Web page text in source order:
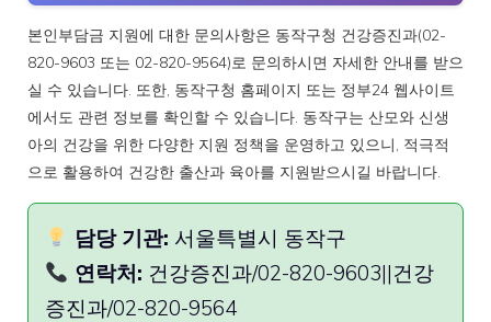
본인부담금 지원에 대한 문의사항은 동작구청 건강증진과(02-
820-9603 또는 02-820-9564)로 문의하시면 자세한 안내를 받으
실 수 있습니다. 또한, 동작구청 홈페이지 또는 정부24 웹사이트
에서도 관련 정보를 확인할 수 있습니다. 동작구는 산모와 신생
아의 건강을 위한 다양한 지원 정책을 운영하고 있으니, 적극적
으로 활용하여 건강한 출산과 육아를 지원받으시길 바랍니다.
담당 기관: 서울특별시 동작구
연락처: 건강증진과/02-820-9603||건강
증진과/02-820-9564